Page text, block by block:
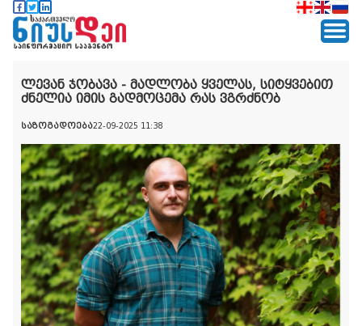
ლევან ჯობავა - მადლობა ყველას, სიტყვებით
ძნელია იმის გადმოცემა რას ვგრძნობ
საზოგადოება22-09-2025 11:38